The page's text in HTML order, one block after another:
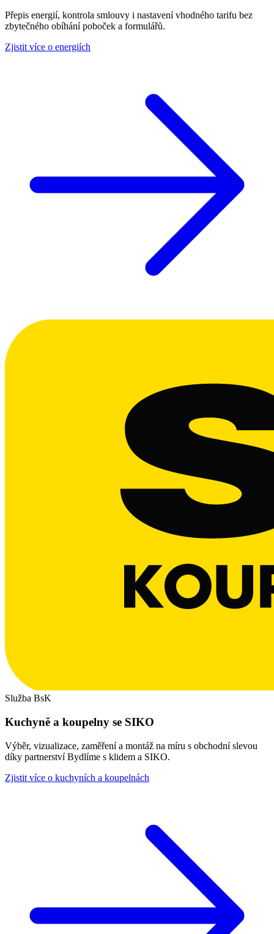
Přepis energií, kontrola smlouvy i nastavení vhodného tarifu bez
zbytečného obíhání poboček a formulářů.
Zjistit více o energiích
Služba BsK
Kuchyně a koupelny se SIKO
Výběr, vizualizace, zaměření a montáž na míru s obchodní slevou
díky partnerství Bydlíme s klidem a SIKO.
Zjistit více o kuchyních a koupelnách